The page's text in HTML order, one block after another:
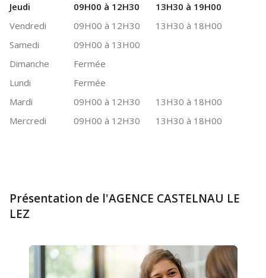
Jeudi
09H00 à 12H30
13H30 à 19H00
Vendredi
09H00 à 12H30
13H30 à 18H00
Samedi
09H00 à 13H00
Dimanche
Fermée
Lundi
Fermée
Mardi
09H00 à 12H30
13H30 à 18H00
Mercredi
09H00 à 12H30 13H30 à 18H00
Présentation de l'AGENCE CASTELNAU LE
LEZ